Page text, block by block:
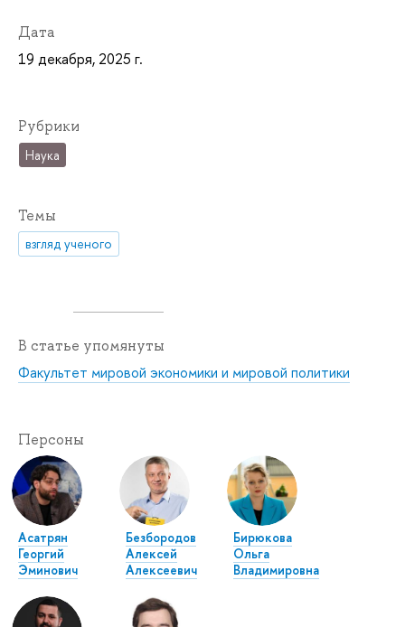
Дата
19 декабря, 2025 г.
Рубрики
Наука
Темы
взгляд ученого
В статье упомянуты
Факультет мировой экономики и мировой политики
Персоны
Асатрян
Георгий
Эминович
Безбородов
Алексей
Алексеевич
Бирюкова
Ольга
Владимировна